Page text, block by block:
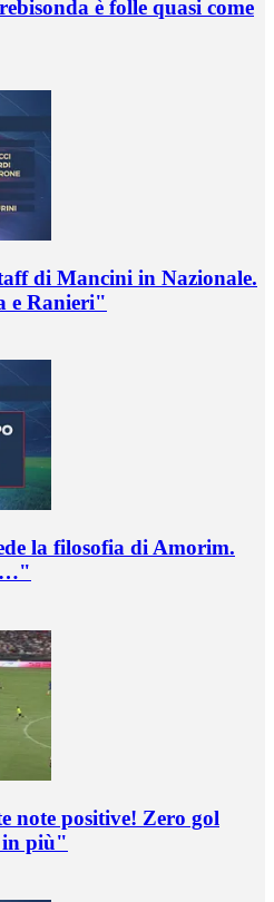
è folle quasi come
di Mancini in Nazionale.
e Ranieri"
la filosofia di Amorim.
note positive! Zero gol
in più"